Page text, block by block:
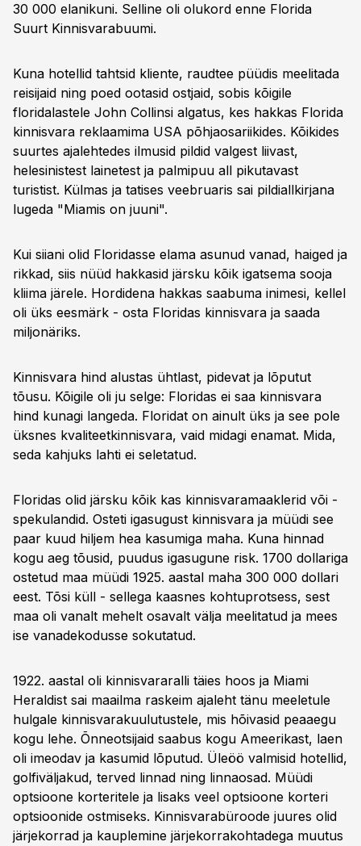
30 000 elanikuni. Selline oli olukord enne Florida
Suurt Kinnisvarabuumi.
Kuna hotellid tahtsid kliente, raudtee püüdis meelitada
reisijaid ning poed ootasid ostjaid, sobis kõigile
floridalastele John Collinsi algatus, kes hakkas Florida
kinnisvara reklaamima USA põhjaosariikides. Kõikides
suurtes ajalehtedes ilmusid pildid valgest liivast,
helesinistest lainetest ja palmipuu all pikutavast
turistist. Külmas ja tatises veebruaris sai pildiallkirjana
lugeda "Miamis on juuni".
Kui siiani olid Floridasse elama asunud vanad, haiged ja
rikkad, siis nüüd hakkasid järsku kõik igatsema sooja
kliima järele. Hordidena hakkas saabuma inimesi, kellel
oli üks eesmärk - osta Floridas kinnisvara ja saada
miljonäriks.
Kinnisvara hind alustas ühtlast, pidevat ja lõputut
tõusu. Kõigile oli ju selge: Floridas ei saa kinnisvara
hind kunagi langeda. Floridat on ainult üks ja see pole
üksnes kvaliteetkinnisvara, vaid midagi enamat. Mida,
seda kahjuks lahti ei seletatud.
Floridas olid järsku kõik kas kinnisvaramaaklerid või -
spekulandid. Osteti igasugust kinnisvara ja müüdi see
paar kuud hiljem hea kasumiga maha. Kuna hinnad
kogu aeg tõusid, puudus igasugune risk. 1700 dollariga
ostetud maa müüdi 1925. aastal maha 300 000 dollari
eest. Tõsi küll - sellega kaasnes kohtuprotsess, sest
maa oli vanalt mehelt osavalt välja meelitatud ja mees
ise vanadekodusse sokutatud.
1922. aastal oli kinnisvararalli täies hoos ja Miami
Heraldist sai maailma raskeim ajaleht tänu meeletule
hulgale kinnisvarakuulutustele, mis hõivasid peaaegu
kogu lehe. Õnneotsijaid saabus kogu Ameerikast, laen
oli imeodav ja kasumid lõputud. Üleöö valmisid hotellid,
golfiväljakud, terved linnad ning linnaosad. Müüdi
optsioone korteritele ja lisaks veel optsioone korteri
optsioonide ostmiseks. Kinnisvarabüroode juures olid
järjekorrad ja kauplemine järjekorrakohtadega muutus